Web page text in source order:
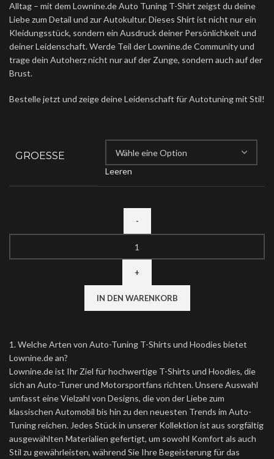
Alltag – mit dem Lownine.de Auto Tuning T-Shirt zeigst du deine
Liebe zum Detail und zur Autokultur. Dieses Shirt ist nicht nur ein
Kleidungsstück, sondern ein Ausdruck deiner Persönlichkeit und
deiner Leidenschaft. Werde Teil der Lownine.de Community und
trage dein Autoherz nicht nur auf der Zunge, sondern auch auf der
Brust.
Bestelle jetzt und zeige deine Leidenschaft für Autotuning mit Stil!
GROESSE
Leeren
IN DEN WARENKORB
1. Welche Arten von Auto-Tuning T-Shirts und Hoodies bietet
Lownine.de an?
Lownine.de ist Ihr Ziel für hochwertige T-Shirts und Hoodies, die
sich an Auto-Tuner und Motorsportfans richten. Unsere Auswahl
umfasst eine Vielzahl von Designs, die von der Liebe zum
klassischen Automobil bis hin zu den neuesten Trends im Auto-
Tuning reichen. Jedes Stück in unserer Kollektion ist aus sorgfältig
ausgewählten Materialien gefertigt, um sowohl Komfort als auch
Stil zu gewährleisten, während Sie Ihre Begeisterung für das